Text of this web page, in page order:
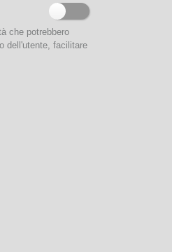
che potrebbero
dell'utente, facilitare